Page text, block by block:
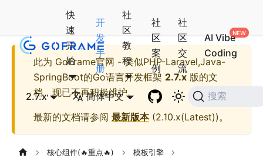
快
速
开
始
开
发
手
册
社
区
教
程
社
区
案
例
社
区
交
流
AI Vibe
Coding
2.7.x 简体中文 搜索
此为 GoFrame官网 - 类似PHP-Laravel,Java-
SpringBoot的Go语言开发框架 2.7.x 版的文
档，现已不再积极维护。
最新的文档请参阅 最新版本(2.10.x(Latest))。
核心组件(🔥重点🔥) 模板引擎